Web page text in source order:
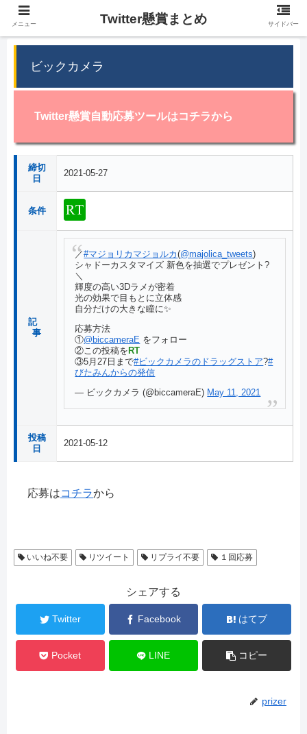
ビックカメラ
Twitter懸賞自動応募ツールはコチラから
締切
日
2021-05-27
条件
記
事
／#マジョリカマジョルカ(@majolica_tweets)
シャドーカスタマイズ 新色を抽選でプレゼント?
＼
輝度の高い3Dラメが密着
光の効果で目もとに立体感
自分だけの大きな瞳に✨
応募方法
①@biccameraE をフォロー
②この投稿を RT
③5月27日まで#ビックカメラのドラッグストア?#
びたみんからの発信
— ビックカメラ (@biccameraE) May 11, 2021
投稿
日
2021-05-12
応募はコチラから
いいね不要 リツイート リプライ不要 １回応募
シェアする
Twitter Facebook はてブ
Pocket LINE コピー
prizer
メニュー Twitter懸賞まとめ サイドバー